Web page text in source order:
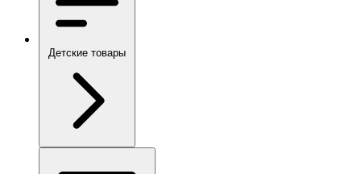
Детские товары